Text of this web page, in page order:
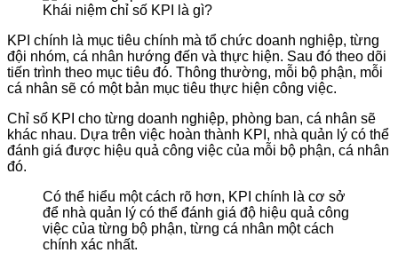
Khái niệm chỉ số KPI là gì?
KPI chính là mục tiêu chính mà tổ chức doanh nghiệp, từng
đội nhóm, cá nhân hướng đến và thực hiện. Sau đó theo dõi
tiến trình theo mục tiêu đó. Thông thường, mỗi bộ phận, mỗi
cá nhân sẽ có một bản mục tiêu thực hiện công việc.
Chỉ số KPI cho từng doanh nghiệp, phòng ban, cá nhân sẽ
khác nhau. Dựa trên việc hoàn thành KPI, nhà quản lý có thể
đánh giá được hiệu quả công việc của mỗi bộ phận, cá nhân
đó.
Có thể hiểu một cách rõ hơn, KPI chính là cơ sở
để nhà quản lý có thể đánh giá độ hiệu quả công
việc của từng bộ phận, từng cá nhân một cách
chính xác nhất.